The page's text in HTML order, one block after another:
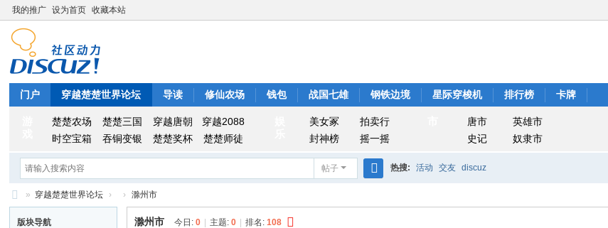
我的推广 设为首页 收藏本站
门户 穿越楚楚世界论坛 导读 修仙农场 钱包 战国七雄 钢铁边境 星际穿梭机 排行榜 卡牌
楚楚农场 楚楚三国 穿越唐朝
穿越2088
时空宝箱
吞铜变银 楚楚奖杯 楚楚师徒
美女冢
拍卖行
封神榜
摇一摇
唐市
英雄市
史记
奴隶市
帖子
索
热搜: 活动 交友 discuz
穿
» 穿越楚楚世界论坛 › › 滁州市
版块导航 滁州市 今日:0 主题:0 排名:108